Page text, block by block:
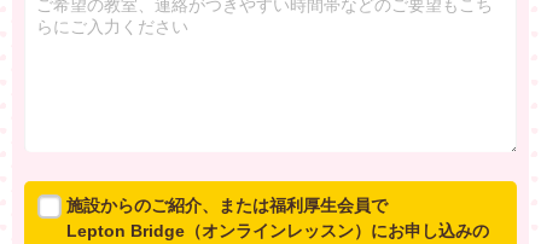
施設からのご紹介、または福利厚生会員で
Lepton Bridge（オンラインレッスン）にお申し込みの